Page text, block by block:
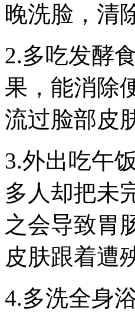
晚洗脸，清
2.多吃发酵
果，能消除
流过脸部皮
3.外出吃午
多人却把未
之会导致胃
皮肤跟着遭
4.多洗全身